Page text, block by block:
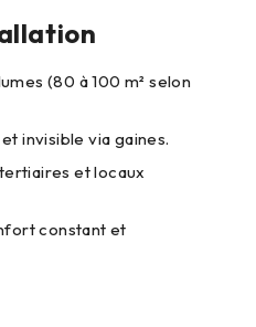
(80 à 100 m² selon
invisible via gaines.
et locaux
constant et